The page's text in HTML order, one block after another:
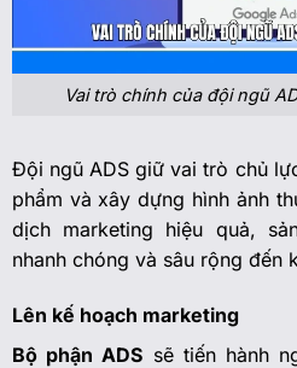
Vai trò chính của đội ngũ
Đội ngũ ADS giữ vai trò chủ
phẩm và xây dựng hình ảnh
dịch marketing hiệu quả,
nhanh chóng và sâu rộng đến
Lên kế hoạch marketing
Bộ phận ADS sẽ tiến hành